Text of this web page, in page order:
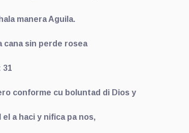
manera Aguila.
cana sin perde rosea
31
conforme cu boluntad di Dios y
a haci y nifica pa nos,